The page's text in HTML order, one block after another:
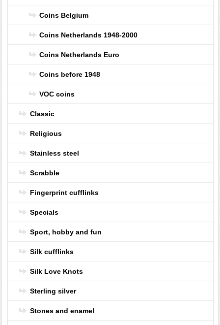
Coins Belgium
Coins Netherlands 1948-2000
Coins Netherlands Euro
Coins before 1948
VOC coins
Classic
Religious
Stainless steel
Scrabble
Fingerprint cufflinks
Specials
Sport, hobby and fun
Silk cufflinks
Silk Love Knots
Sterling silver
Stones and enamel